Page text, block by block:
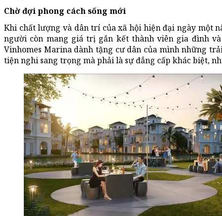
Chờ đợi phong cách sống mới
Khi chất lượng và dân trí của xã hội hiện đại ngày một
người còn mang giá trị gắn kết thành viên gia đình
Vinhomes Marina dành tặng cư dân của mình những
tiện nghi sang trọng mà phải là sự đẳng cấp khác biệt,